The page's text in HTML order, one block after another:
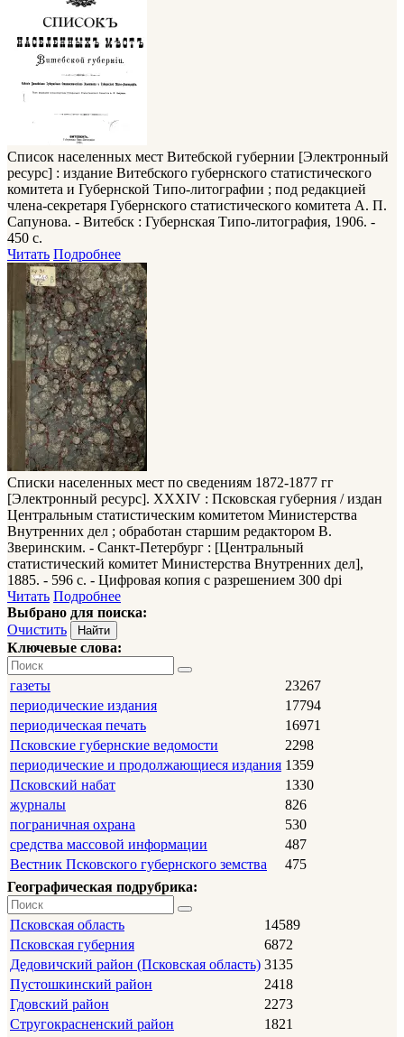
Список населенных мест Витебской губернии [Электронный
ресурс] : издание Витебского губернского статистического
комитета и Губернской Типо-литографии ; под редакцией
члена-секретаря Губернского статистического комитета А. П.
Сапунова. - Витебск : Губернская Типо-литография, 1906. -
450 с.
Читать Подробнее
Списки населенных мест по сведениям 1872-1877 гг
[Электронный ресурс]. XXXIV : Псковская губерния / издан
Центральным статистическим комитетом Министерства
Внутренних дел ; обработан старшим редактором В.
Зверинским. - Санкт-Петербург : [Центральный
статистический комитет Министерства Внутренних дел],
1885. - 596 с. - Цифровая копия с разрешением 300 dpi
Читать Подробнее
Выбрано для поиска:
Очистить
Ключевые слова:
газеты
23267
периодические издания
17794
периодическая печать
16971
Псковские губернские ведомости
2298
периодические и продолжающиеся издания 1359
Псковский набат
1330
журналы
826
пограничная охрана
530
средства массовой информации
487
Вестник Псковского губернского земства
475
Географическая подрубрика:
Псковская область
14589
Псковская губерния
6872
Дедовичский район (Псковская область) 3135
Пустошкинский район
2418
Гдовский район
2273
Стругокрасненский район
1821